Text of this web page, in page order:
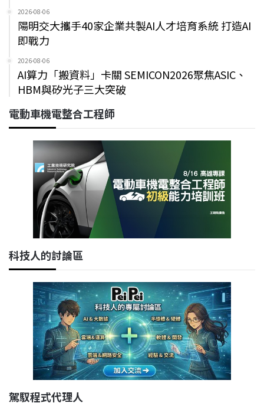
2026-08-06
陽明交大攜手40家企業共製AI人才培育系統 打造AI
即戰力
2026-08-06
AI算力「搬資料」卡關 SEMICON2026聚焦ASIC、
HBM與矽光子三大突破
電動車機電整合工程師
科技人的討論區
駕馭程式代理人